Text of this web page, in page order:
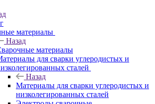
материалы
Назад
материалы
для сварки углеродистых и
сталей
Назад
Материалы для сварки углеродистых и
низколегированных сталей